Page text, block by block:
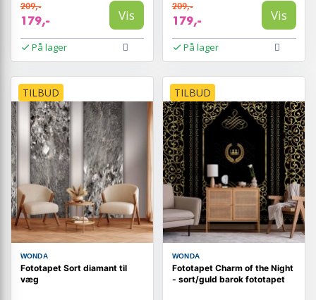
209,-
179,- Vis
På lager
209,-
179,- Vis
På lager
TILBUD
WONDA
Fototapet Sort diamant til
væg
TILBUD
WONDA
Fototapet Charm of the Night
- sort/guld barok fototapet